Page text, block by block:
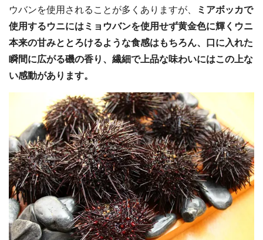
ウバンを使用されることが多くありますが、
ミアボッカで
使用するウニにはミョウバンを使用せず黄金色に輝くウニ
本来の甘みととろけるような食感はもちろん、口に入れた
瞬間に広がる磯の香り、繊細で上品な味わいにはこの上な
い感動があります。